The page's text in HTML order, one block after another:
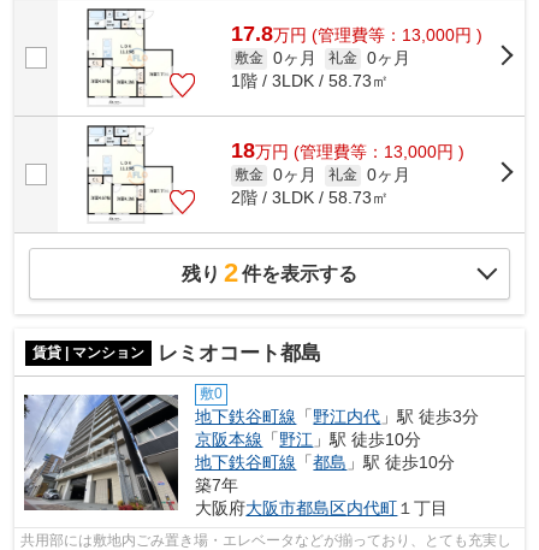
17.8万円 (管理費等：13,000円 )
敷金 0ヶ月 礼金 0ヶ月
1階 / 3LDK / 58.73㎡
18万円 (管理費等：13,000円 )
敷金 0ヶ月 礼金 0ヶ月
2階 / 3LDK / 58.73㎡
残り 2件を表示する
賃貸 | マンション レミオコート都島
敷0
地下鉄谷町線 「野江内代 」駅 徒歩3分
京阪本線 「野江 」駅 徒歩10分
地下鉄谷町線 「都島 」駅 徒歩10分
築7年
大阪府大阪市都島区内代町１丁目
共用部には敷地内ごみ置き場・エレベータなどが揃っており、とても充実し